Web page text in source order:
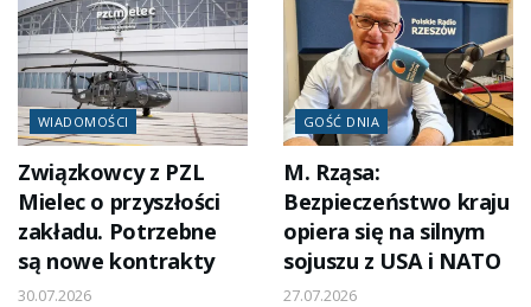
WIADOMOŚCI
Związkowcy z PZL
Mielec o przyszłości
zakładu. Potrzebne
są nowe kontrakty
30.07.2026
GOŚĆ DNIA
M. Rząsa:
Bezpieczeństwo kraju
opiera się na silnym
sojuszu z USA i NATO
27.07.2026